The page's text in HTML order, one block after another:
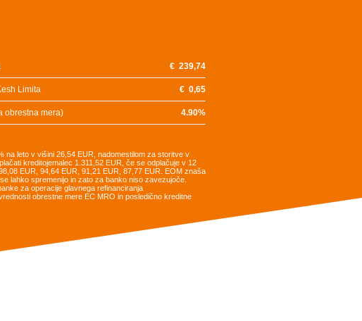
€ 239,74
Limita € 0,65
obrestna mera) 4.90%
na leto v višini 26,54 EUR, nadomestilom za storitve v
kreditojemalec 1.311,52 EUR, če se odplačuje v 12
EUR, 94,64 EUR, 91,21 EUR, 87,77 EUR. EOM znaša
lahko spremenijo in zato za banko niso zavezujoče.
za operacije glavnega refinanciranja
obrestne mere EC MRO in posledično kreditne